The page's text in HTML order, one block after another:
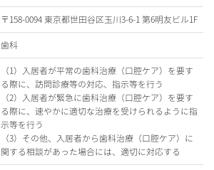
〒158-0094 東京都世田谷区玉川3-6-1 第6明友ビル1F
歯科
（1）入居者が平常の歯科治療（口腔ケア）を要す
る際に、訪問診療等の対応、指示等を行う
（2）入居者が緊急に歯科治療（口腔ケア）を要す
る際に、速やかに適切な治療を受けられるように指
示等を行う
（3）その他、入居者から歯科治療（口腔ケア）に
関する相談があった場合には、適切に対応する